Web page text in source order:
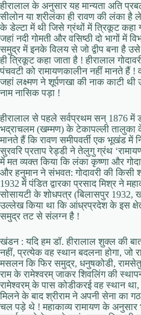
हीरालाल के अनुसार यह मान्यता अति
सीलोन या श्रीलंका ही रावण की लंका है
के डेल्टा में थी जिसे ग्रंथों में त्रिकूट कहा
जहां नदी गोमती और वसिष्ठी दो भागों में
समुद्र में इनके विलय से जो द्वीप बना है
ही त्रिकूट कहा जाता है ! हीरालाल
पंचवटी को रामायणकालीन नहीं मानते हैं
जहां लक्ष्मण ने शूर्पणखा की नाक काटी
नाम नासिक पड़ा !
हीरालाल से पहले सर्वप्रथम सन् 1876 में
भद्राचलम (खम्मण) के टेकापल्ली तालुका
मानते हैं कि रावण समीपवर्ती एक भूखंड में
सुरवरि प्रताप रेड्डी ने तेलुगु ग्रंथ
में मत व्यक्त किया कि लंका कृष्णा और
और हनुमान ने संभवत: गोदावरी की किसी
1932 में पंडित द्वारका प्रसाद मिश्र ने
सोसायटी के शोधपत्र (बिलासपुर 1932,
उल्लेख किया था कि आंध्रप्रदेश के इस
समुद्र तट से संलग्न है !
खंडन : यदि हम डॉ. हीरालाल शुक्ल की
नहीं, प्रत्येक वह स्थान बदलना होगा, जो
मसलन कि फिर समुद्र, धनुषकोडी,
राम के रामेश्वरम् जाकर शिवलिंग की
रामेश्वरम् के पास कोडीकरई वह स्थान
मिलने के बाद श्रीराम ने अपनी सेना का
चल पड़े थे ! महाकाव्‍य रामायण के अनुसार